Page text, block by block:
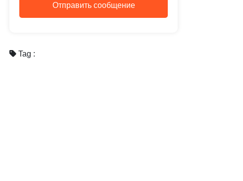
Отправить сообщение
Tag :